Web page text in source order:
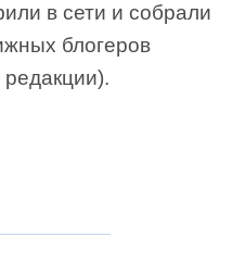
в сети и собрали
блогеров
редакции).